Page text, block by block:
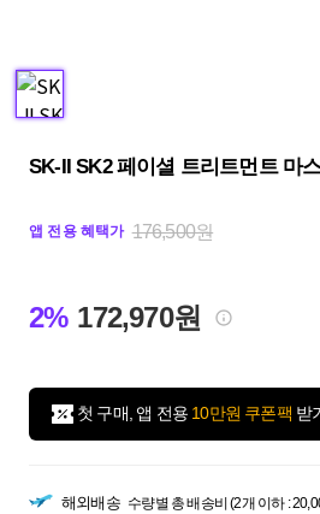
SK-II SK2 페이셜 트리트먼트 마
앱 전용 혜택가 176,500원
2% 172,970원
첫 구매, 앱 전용 10만원 쿠폰팩 받
해외배송 수량별 총 배송비 (2개 이하 :